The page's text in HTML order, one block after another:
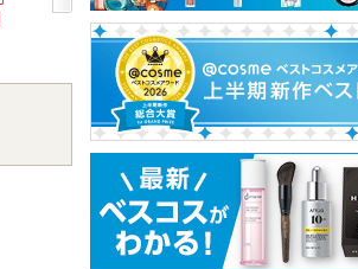
W
SK-IIからのお知
らせがあります
ショッピン
グサイトへ
クレ・ド・ポー
ボーテからのお
知らせがありま
す
ショッピン
グサイトへ